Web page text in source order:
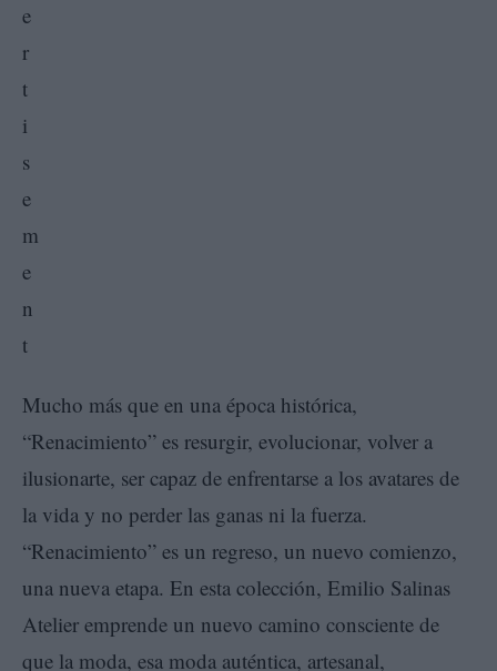
Mucho más que en una época histórica,
“Renacimiento” es resurgir, evolucionar, volver a
ilusionarte, ser capaz de enfrentarse a los avatares de
la vida y no perder las ganas ni la fuerza.
“Renacimiento” es un regreso, un nuevo comienzo,
una nueva etapa. En esta colección, Emilio Salinas
Atelier emprende un nuevo camino consciente de
que la moda, esa moda auténtica, artesanal,